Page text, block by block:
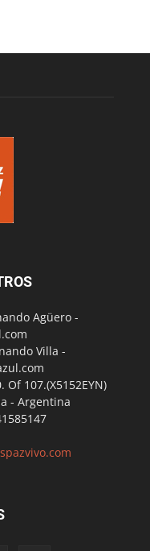
Agüero -
Villa -
Of 107.(X5152EYN)
- Argentina